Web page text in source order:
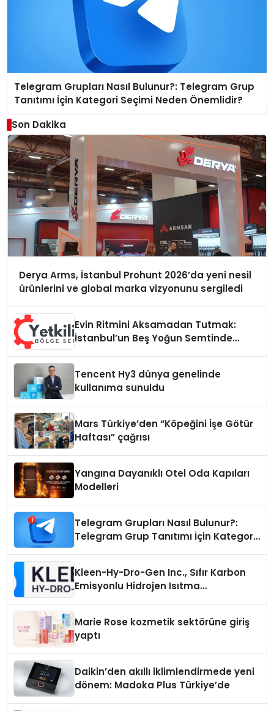
Telegram Grupları Nasıl Bulunur?: Telegram Grup
Tanıtımı İçin Kategori Seçimi Neden Önemlidir?
Son Dakika
Derya Arms, İstanbul Prohunt 2026’da yeni nesil
ürünlerini ve global marka vizyonunu sergiledi
Evin Ritmini Aksamadan Tutmak:
İstanbul’un Beş Yoğun Semtinde
Tencent Hy3 dünya genelinde
kullanıma sunuldu
Mars Türkiye’den “Köpeğini İşe Götür
Haftası” çağrısı
Yangına Dayanıklı Otel Oda Kapıları
Modelleri
Telegram Grupları Nasıl Bulunur?:
Telegram Grup Tanıtımı İçin Kategori
Kleen-Hy-Dro-Gen Inc., Sıfır Karbon
Emisyonlu Hidrojen Isıtma
Marie Rose kozmetik sektörüne giriş
yaptı
Daikin’den akıllı iklimlendirmede yeni
dönem: Madoka Plus Türkiye’de